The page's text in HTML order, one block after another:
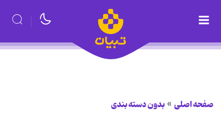
صفحه اصلی بدون دسته بندی